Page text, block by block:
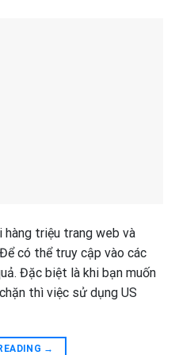
triệu trang web và
có thể truy cập vào các
Đặc biệt là khi bạn muốn
thì việc sử dụng US
→